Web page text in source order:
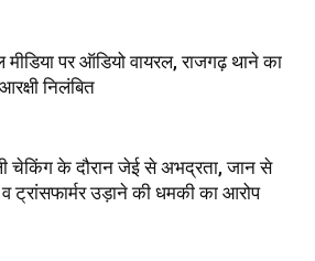
मीडिया पर ऑडियो वायरल, राजगढ़ थाने का
निलंबित
चेकिंग के दौरान जेई से अभद्रता, जान से
व ट्रांसफार्मर उड़ाने की धमकी का आरोप